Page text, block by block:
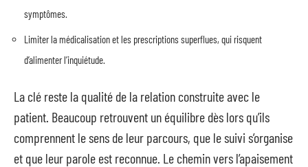
symptômes.
Limiter la médicalisation et les prescriptions superflues, qui risquent
d’alimenter l’inquiétude.
La clé reste la qualité de la relation construite avec le
patient. Beaucoup retrouvent un équilibre dès lors qu’ils
comprennent le sens de leur parcours, que le suivi s’organise
et que leur parole est reconnue. Le chemin vers l’apaisement